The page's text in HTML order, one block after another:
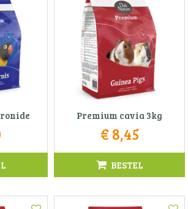
Premium cavia 3kg
€ 8,45
BESTEL